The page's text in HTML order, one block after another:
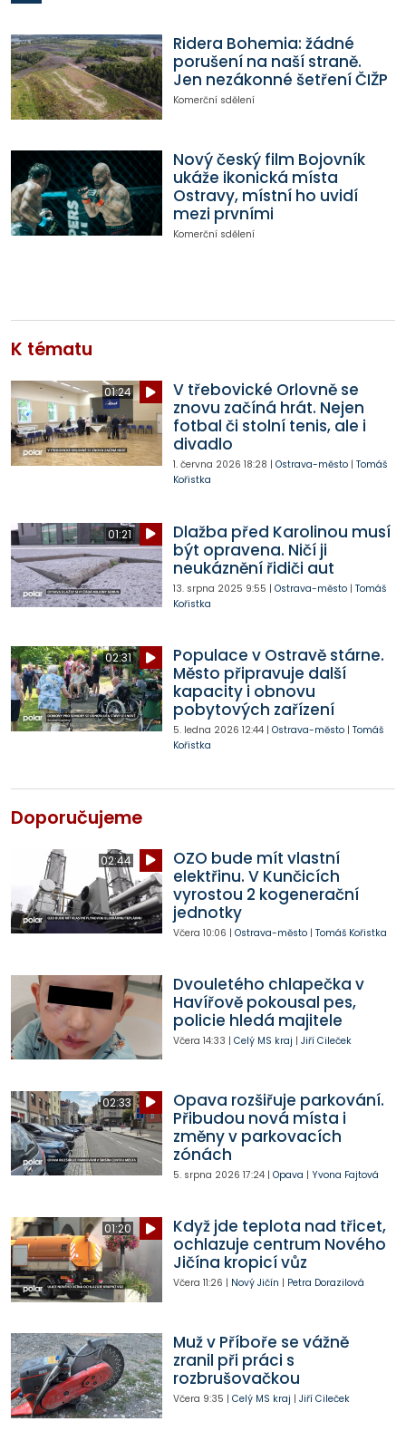
Ridera Bohemia: žádné
porušení na naší straně.
Jen nezákonné šetření ČIŽP
Komerční sdělení
Nový český film Bojovník
ukáže ikonická místa
Ostravy, místní ho uvidí
mezi prvními
Komerční sdělení
K tématu
01:24
V třebovické Orlovně se
znovu začíná hrát. Nejen
fotbal či stolní tenis, ale i
divadlo
1. června 2026 18:28 | Ostrava-město| Tomáš
Kořistka
01:21
Dlažba před Karolinou musí
být opravena. Ničí ji
neukáznění řidiči aut
13. srpna 2025 9:55 | Ostrava-město| Tomáš
Kořistka
02:31
Populace v Ostravě stárne.
Město připravuje další
kapacity i obnovu
pobytových zařízení
5. ledna 2026 12:44| Ostrava-město| Tomáš
Kořistka
Doporučujeme
02:44
OZO bude mít vlastní
elektřinu. V Kunčicích
vyrostou 2 kogenerační
jednotky
Včera 10:06 | Ostrava-město| Tomáš Kořistka
Dvouletého chlapečka v
Havířově pokousal pes,
policie hledá majitele
Včera 14:33 | Celý MS kraj | Jiří Cileček
02:33
Opava rozšiřuje parkování.
Přibudou nová místa i
změny v parkovacích
zónách
5. srpna 2026 17:24| Opava | Yvona Fajtová
01:20
Když jde teplota nad třicet,
ochlazuje centrum Nového
Jičína kropicí vůz
Včera 11:26 | Nový Jičín | Petra Dorazilová
Muž v Příboře se vážně
zranil při práci s
rozbrušovačkou
Včera 9:35 | Celý MS kraj | Jiří Cileček